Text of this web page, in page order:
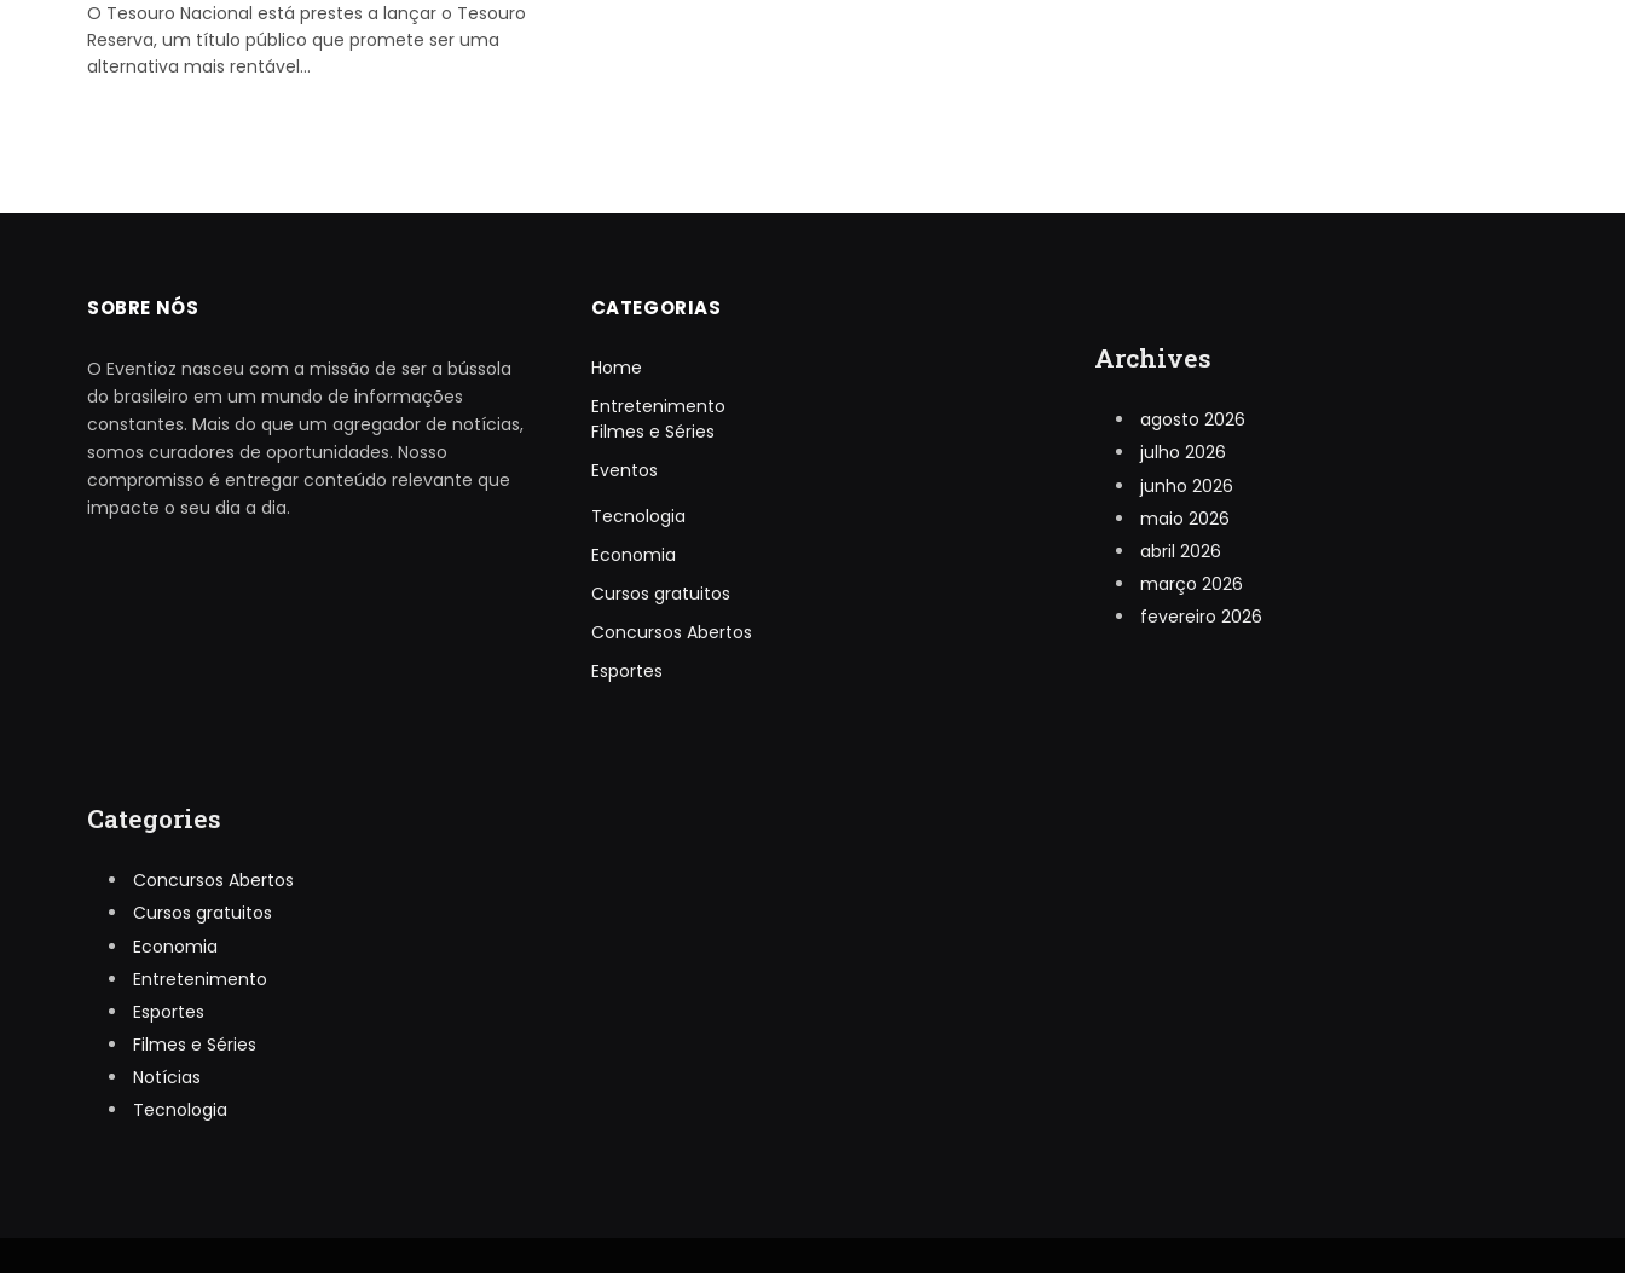
O Tesouro Nacional está prestes a lançar o Tesouro
Reserva, um título público que promete ser uma
alternativa mais rentável…
SOBRE NÓS
O Eventioz nasceu com a missão de ser a bússola
do brasileiro em um mundo de informações
constantes. Mais do que um agregador de notícias,
somos curadores de oportunidades. Nosso
compromisso é entregar conteúdo relevante que
impacte o seu dia a dia.
CATEGORIAS
Home
Entretenimento
Filmes e Séries
Eventos
Tecnologia
Economia
Cursos gratuitos
Concursos Abertos
Esportes
Archives
agosto 2026
julho 2026
junho 2026
maio 2026
abril 2026
março 2026
fevereiro 2026
Categories
Concursos Abertos
Cursos gratuitos
Economia
Entretenimento
Esportes
Filmes e Séries
Notícias
Tecnologia